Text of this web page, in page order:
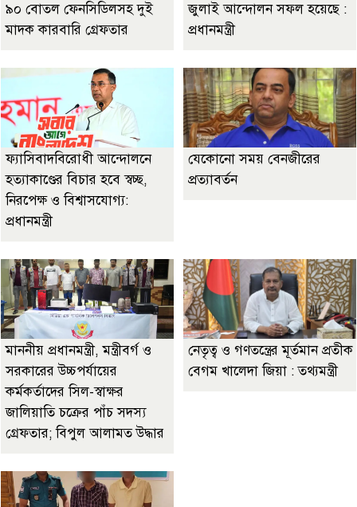
৯০ বোতল ফেনসিডিলসহ দুই
মাদক কারবারি গ্রেফতার
জুলাই আন্দোলন সফল হয়েছে :
প্রধানমন্ত্রী
ফ্যাসিবাদবিরোধী আন্দোলনে
হত্যাকাণ্ডের বিচার হবে স্বচ্ছ,
নিরপেক্ষ ও বিশ্বাসযোগ্য:
প্রধানমন্ত্রী
যেকোনো সময় বেনজীরের
প্রত্যাবর্তন
মাননীয় প্রধানমন্ত্রী, মন্ত্রীবর্গ ও
সরকারের উচ্চপর্যায়ের
কর্মকর্তাদের সিল-স্বাক্ষর
জালিয়াতি চক্রের পাঁচ সদস্য
গ্রেফতার; বিপুল আলামত উদ্ধার
নেতৃত্ব ও গণতন্ত্রের মূর্তমান প্রতীক
বেগম খালেদা জিয়া : তথ্যমন্ত্রী